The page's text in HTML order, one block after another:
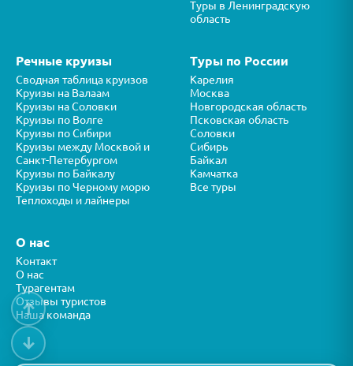
Туры в Ленинградскую
область
Речные круизы
Сводная таблица круизов
Круизы на Валаам
Круизы на Соловки
Круизы по Волге
Круизы по Сибири
Круизы между Москвой и
Санкт-Петербургом
Круизы по Байкалу
Круизы по Черному морю
Теплоходы и лайнеры
Туры по России
Карелия
Москва
Новгородская область
Псковская область
Соловки
Сибирь
Байкал
Камчатка
Все туры
О нас
Контакт
О нас
Турагентам
Отзывы туристов
Наша команда
↑
↓